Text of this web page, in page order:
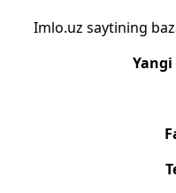
Imlo.uz saytining
Yangi